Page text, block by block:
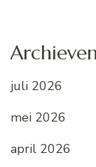
juli 2026
mei 2026
april 2026